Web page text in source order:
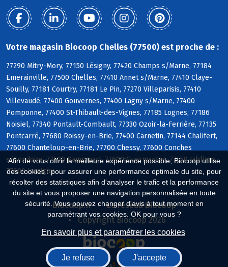
Afin de vous offrir la meilleure expérience possible, Biocoop utilise
des cookies : pour assurer une performance optimale du site, pour
récolter des statistiques afin d'analyser le trafic et la performance
du site et vous proposer une navigation personnalisée en toute
sécurité. Vous pouvez changer d'avis à tout moment en
paramétrant vos cookies. OK pour vous ?
En savoir plus et paramétrer les cookies
Je refuse J'accepte
Votre magasin Biocoop Chelles (77500) est proche de :
77290 Mitry-Mory, 77150 Lésigny, 77420 Champs s/Marne, 77184
Emerainville, 77500 Chelles, 77410 Annet s/Marne, 77410 Claye-
Souilly, 77181 Courtry, 77181 Le Pin, 77270 Villeparisis, 77410
Villevaudé, 77400 Gouvernes, 77400 Lagny s/Marne, 77400
Pomponne, 77400 St-Thibault-des-Vignes, 77185 Lognes, 77186
Noisiel, 77340 Pontault-Combault, 77330 Ozoir-la-Ferrière, 77135
Pontcarré, 77680 Roissy-en-Brie, 77400 Carnetin, 77144 Chalifert,
77600 Chanteloup-en-Brie, 77700 Chessy, 77600 Conches
s/Gondoire, 77400 Dampmart, 77600 Guermantes, 77450 Jablines,
77600 Jossigny
Biocoop.fr
Le réseau Biocoop
Copyright Biocoop 2026